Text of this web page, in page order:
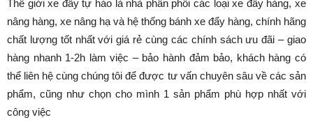
Thế giới xe đẩy tự hào là nhà phân phối các loại xe đẩy hàng, xe
nâng hàng, xe nâng hạ và hệ thống bánh xe đẩy hàng, chính hãng
chất lượng tốt nhất với giá rẻ cùng các chính sách ưu đãi – giao
hàng nhanh 1-2h làm việc – bảo hành đảm bảo, khách hàng có
thể liên hệ cùng chúng tôi để được tư vấn chuyên sâu về các sản
phẩm, cũng như chọn cho mình 1 sản phẩm phù hợp nhất với
công việc